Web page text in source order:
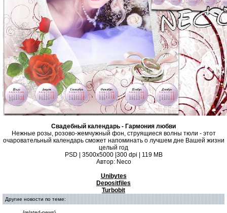
Свадебный календарь - Гармония любви
Нежные розы, розово-жемчужный фон, струящиеся волны тюли - этот
очаровательный календарь сможет напоминать о лучшем дне Вашей жизни
целый год
PSD | 3500х5000 |300 dpi | 119 MB
Автор: Neco
Unibytes
Depositfiles
Turbobit
Другие новости по теме: